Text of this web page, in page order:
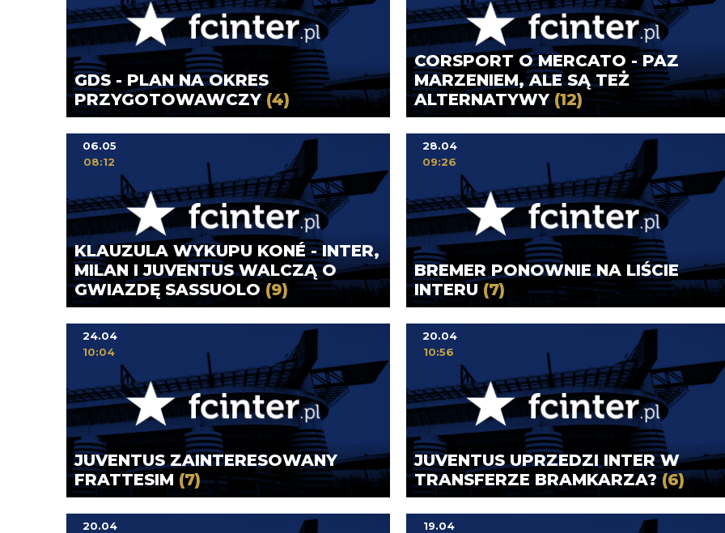
GDS - PLAN NA OKRES
PRZYGOTOWAWCZY(4)
CORSPORT O MERCATO - PAZ
MARZENIEM, ALE SĄ TEŻ
ALTERNATYWY(12)
KLAUZULA WYKUPU KONÉ - INTER,
MILAN I JUVENTUS WALCZĄ O
GWIAZDĘ SASSUOLO (9)
06.05
08:12
BREMER PONOWNIE NA LIŚCIE
INTERU (7)
28.04
09:26
JUVENTUS ZAINTERESOWANY
FRATTESIM (7)
24.04
10:04
JUVENTUS UPRZEDZI INTER W
TRANSFERZE BRAMKARZA?(6)
20.04
10:56
20.04
19.04